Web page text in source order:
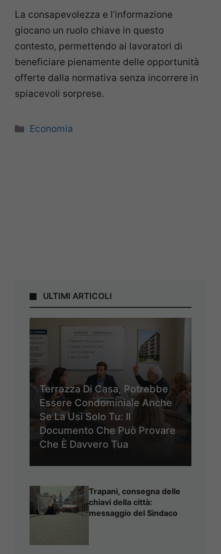
La consapevolezza e l’informazione
giocano un ruolo chiave in questo
contesto, permettendo ai lavoratori di
beneficiare pienamente delle opportunità
offerte dalla normativa senza incorrere in
spiacevoli sorprese.
Categorie
Economia
ULTIMI ARTICOLI
Terrazza Di Casa, Potrebbe
Essere Condominiale Anche
Se La Usi Solo Tu: Il
Documento Che Può Provare
Che È Davvero Tua
Trapani, consegna delle
chiavi della città:
messaggio del Sindaco